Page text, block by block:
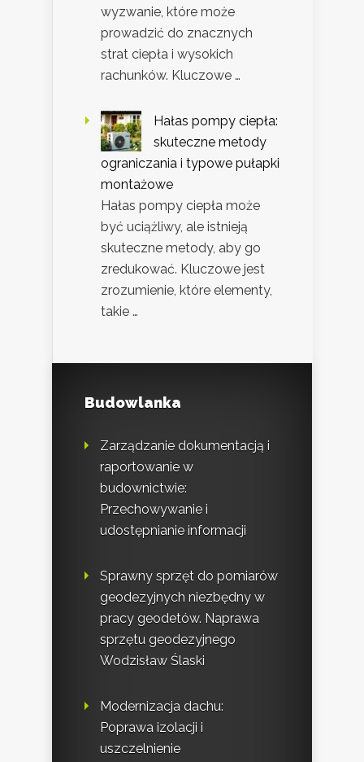
wyzwanie, które może
prowadzić do znacznych
strat ciepła i wysokich
rachunków. Kluczowe …
Hałas pompy ciepła:
skuteczne metody
ograniczania i typowe pułapki
montażowe
Hałas pompy ciepła może
być uciążliwy, ale istnieją
skuteczne metody, aby go
zredukować. Kluczowe jest
zrozumienie, które elementy,
takie …
Budowlanka
Zarządzanie dokumentacją i
raportowanie w
budownictwie:
Przechowywanie i
udostępnianie informacji
Sprawny sprzęt do pomiarów
geodezyjnych niezbędny w
pracy geodetów. Naprawa
sprzętu geodezyjnego
Wodzisław Ślaski
Modernizacja dachu:
Poprawa izolacji i
uszczelnienie